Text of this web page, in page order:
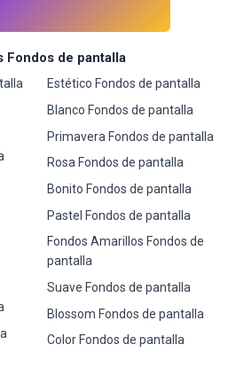
Fondos de pantalla
Estético Fondos de pantalla
Blanco Fondos de pantalla
Primavera Fondos de pantalla
Rosa Fondos de pantalla
Bonito Fondos de pantalla
Pastel Fondos de pantalla
Fondos Amarillos Fondos de
pantalla
Suave Fondos de pantalla
Blossom Fondos de pantalla
Color Fondos de pantalla